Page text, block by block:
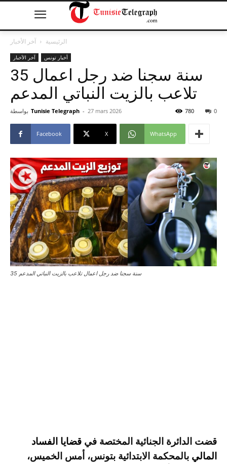
الرئيسية آخر الأخبار
آخر الأخبار أخبار تونس
35 سنة سجنا ضد رجل اعمال
تلاعب بالزيت النباتي المدعم
بواسطة Tunisie Telegraph - 27 mars 2026 0
780
Facebook X WhatsApp
35 سنة سجنا ضد رجل اعمال تلاعب بالزيت النباتي المدعم
قضت الدائرة الجنائية المختصة في قضايا الفساد
المالي بالمحكمة الابتدائية بتونس، أمس الخميس،